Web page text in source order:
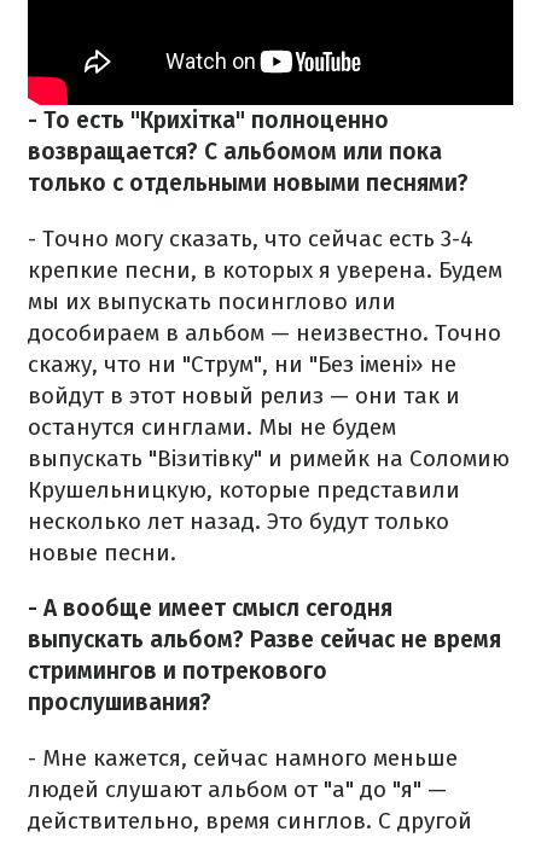
- То есть "Крихітка" полноценно
возвращается? С альбомом или пока
только с отдельными новыми песнями?
- Точно могу сказать, что сейчас есть 3-4
крепкие песни, в которых я уверена. Будем
мы их выпускать посинглово или
дособираем в альбом — неизвестно. Точно
скажу, что ни "Струм", ни "Без імені» не
войдут в этот новый релиз — они так и
останутся синглами. Мы не будем
выпускать "Візитівку" и римейк на Соломию
Крушельницкую, которые представили
несколько лет назад. Это будут только
новые песни.
- А вообще имеет смысл сегодня
выпускать альбом? Разве сейчас не время
стримингов и потрекового
прослушивания?
- Мне кажется, сейчас намного меньше
людей слушают альбом от "а" до "я" —
действительно, время синглов. С другой